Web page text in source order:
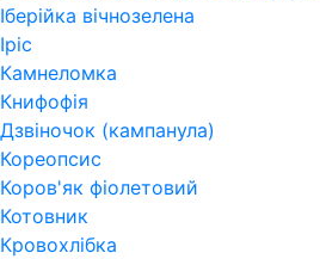
Іберійка вічнозелена
Іріс
Камнеломка
Книфофія
Дзвіночок (кампанула)
Кореопсис
Коров'як фіолетовий
Котовник
Кровохлібка